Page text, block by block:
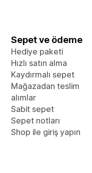
Sepet ve ödeme
Hediye paketi
Hızlı satın alma
Kaydırmalı sepet
Mağazadan teslim
alımlar
Sabit sepet
Sepet notları
Shop ile giriş yapın